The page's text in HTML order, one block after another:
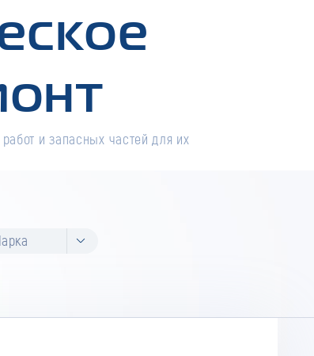
и запасных частей для их